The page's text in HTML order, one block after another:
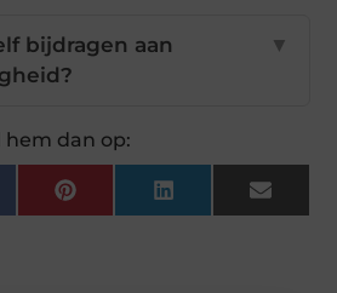
bijdragen aan
▼
hem dan op:
PinterestLinkedInEmail